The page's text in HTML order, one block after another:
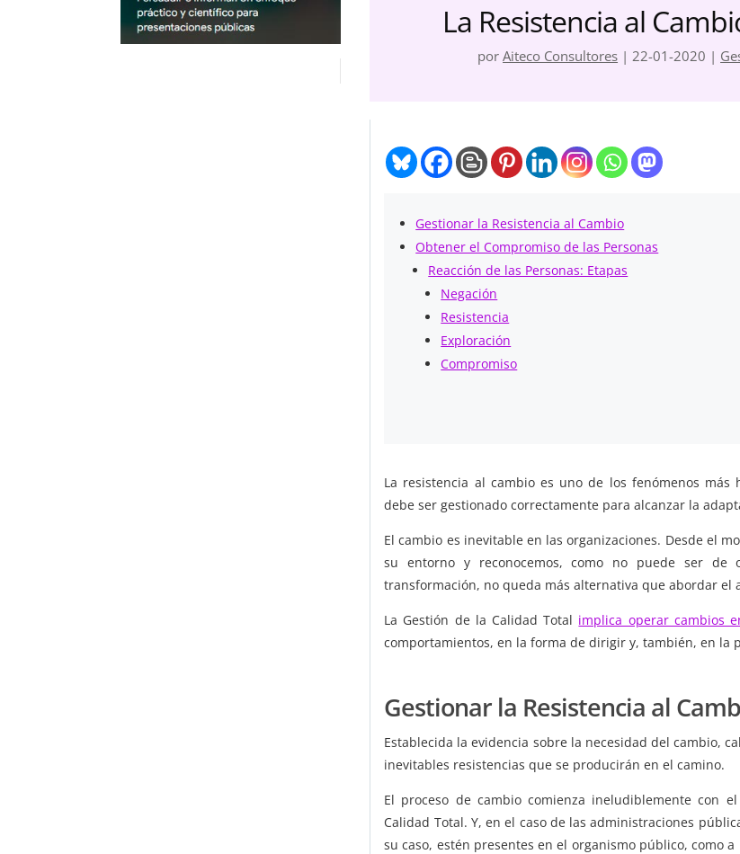
La Resistencia al
porAiteco Consultores | 22-01-2020 |
Gestionar la Resistencia al Cambio
Obtener el Compromiso de las Personas
Reacción de las Personas: Etapas
Negación
Resistencia
Exploración
Compromiso
La resistencia al cambio es uno de los fenómenos
debe ser gestionado correctamente para alcanzar la
El cambio es inevitable en las organizaciones. Desde el
su entorno y reconocemos, como no puede ser
transformación, no queda más alternativa que abordar el
La Gestión de la Calidad Total implica operar cambios
comportamientos, en la forma de dirigir y, también, en la
Gestionar la Resistencia al
Establecida la evidencia sobre la necesidad del cambio,
inevitables resistencias que se producirán en el camino.
El proceso de cambio comienza ineludiblemente con
Calidad Total. Y, en el caso de las administraciones
su caso, estén presentes en el organismo público, como